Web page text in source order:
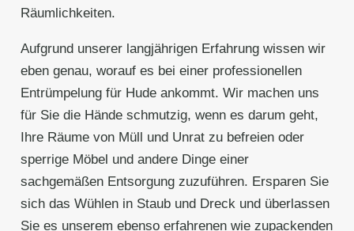
Räumlichkeiten.
Aufgrund unserer langjährigen Erfahrung wissen wir
eben genau, worauf es bei einer professionellen
Entrümpelung für Hude ankommt. Wir machen uns
für Sie die Hände schmutzig, wenn es darum geht,
Ihre Räume von Müll und Unrat zu befreien oder
sperrige Möbel und andere Dinge einer
sachgemäßen Entsorgung zuzuführen. Ersparen Sie
sich das Wühlen in Staub und Dreck und überlassen
Sie es unserem ebenso erfahrenen wie zupackenden